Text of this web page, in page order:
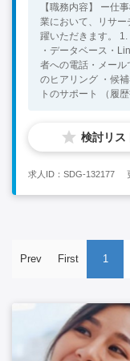
【職務内容】 ー仕
業において、リサ
躍いただきます。 1. リサーチャー職（入社後約1年間を想定）
・データベース・
者への電話・メー
のヒアリング ・候
トのサポート （履
後半～2年目以降）
グ ・求人要件の整
提供 ・面接調整・
ト企業との新規・既存営業活動 【組織
46％ 女54％ ・安
14年の会社で、大
ーム】 ・チーム：
トかつオープンなチ
る人物像】 スキル
を重視しています
プンマインドな方
検討リス
求人ID：SDG-132177
Prev First 1